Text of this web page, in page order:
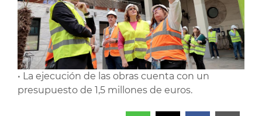
• La ejecución de las obras cuenta con un
presupuesto de 1,5 millones de euros.